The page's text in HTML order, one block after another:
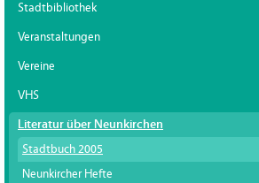
Stadtbibliothek
Veranstaltungen
Vereine
VHS
Literatur über Neunkirchen
Stadtbuch 2005
Neunkircher Hefte